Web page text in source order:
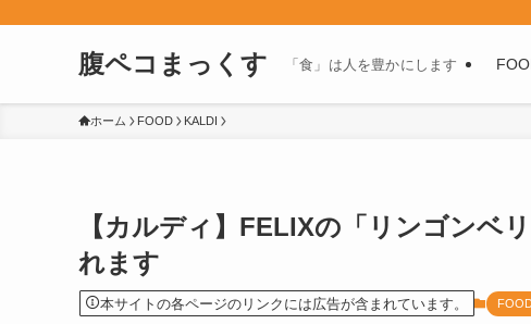
腹ペコまっくす 「食」は人を豊かにします
ホーム FOOD KALDI
【カルディ】FELIXの「リンゴンベ
れます
本サイトの各ページのリンクには広告が含まれています。